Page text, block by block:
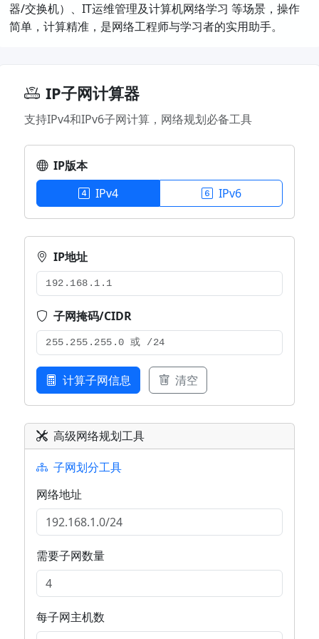
器/交换机）、IT运维管理及计算机网络学习​ 等场景，操作
简单，计算精准，是网络工程师与学习者的实用助手。
IP子网计算器
支持IPv4和IPv6子网计算，网络规划必备工具
IP版本
IPv4
IPv6
IP地址
子网掩码/CIDR
计算子网信息 清空
高级网络规划工具
子网划分工具
网络地址
需要子网数量
每子网主机数